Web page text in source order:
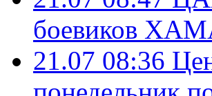
боевиков
21.07 08:36